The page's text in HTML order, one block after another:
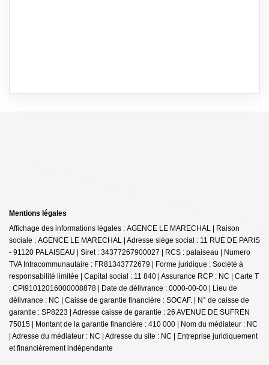
Mentions légales
Affichage des informations légales : AGENCE LE MARECHAL | Raison
sociale : AGENCE LE MARECHAL | Adresse siège social : 11 RUE DE PARIS
- 91120 PALAISEAU | Siret : 34377267900027 | RCS : palaiseau | Numero
TVA Intracommunautaire : FR81343772679 | Forme juridique : Société à
responsabilité limitée | Capital social : 11 840 | Assurance RCP : NC | Carte T
: CPI91012016000008878 | Date de délivrance : 0000-00-00 | Lieu de
délivrance : NC | Caisse de garantie financière : SOCAF. | N° de caisse de
garantie : SP8223 | Adresse caisse de garantie : 26 AVENUE DE SUFREN
75015 | Montant de la garantie financière : 410 000 | Nom du médiateur : NC
| Adresse du médiateur : NC | Adresse du site : NC | Entreprise juridiquement
et financièrement indépendante